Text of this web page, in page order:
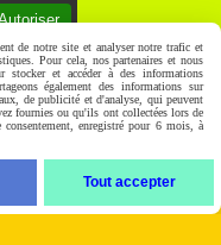
Mon Compte
de notre site et analyser notre trafic et
Pour cela, nos partenaires et nous
stocker et accéder à des informations
également des informations sur
de publicité et d'analyse, qui peuvent
fournies ou qu'ils ont collectées lors de
enregistré pour 6 mois, à
Tout accepter